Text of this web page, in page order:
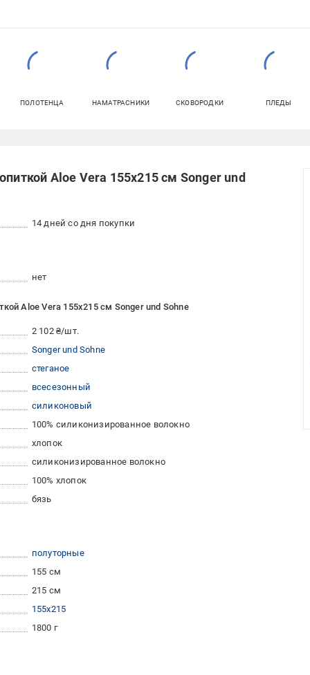
ПОЛОТЕНЦА НАМАТРАСНИКИ СКОВОРОДКИ ПЛЕДЫ
Aloe Vera 155x215 см Songer und
14 дней со дня покупки
нет
Aloe Vera 155x215 см Songer und Sohne
2 102 ₴/шт.
Songer und Sohne
стеганое
всесезонный
силиконовый
100% силиконизированное волокно
хлопок
силиконизированное волокно
100% хлопок
бязь
полуторные
155 см
215 см
155x215
1800 г